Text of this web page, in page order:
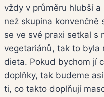
vždy v průměru hlubší
než skupina konvenčně
se ve své praxi setkal s
vegetariánů, tak to byla
dieta. Pokud bychom jí
doplňky, tak budeme
ti, co takto doplňují